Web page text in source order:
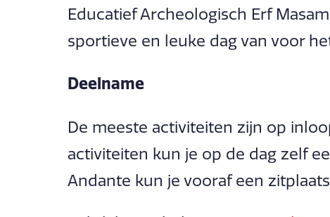
Educatief Archeologisch Erf
sportieve en leuke dag van voor
Deelname
De meeste activiteiten zijn op
activiteiten kun je op de dag zelf
Andante kun je vooraf een